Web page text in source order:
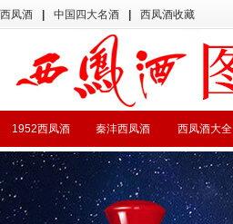
西凤酒 中国四大名酒 西凤酒收藏
西凤酒大全
秦沣西凤酒
1952西凤酒